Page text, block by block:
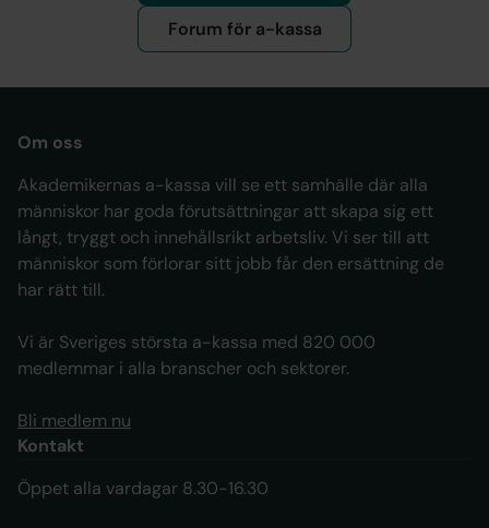
Forum för a-kassa
Om oss
Akademikernas a-kassa vill se ett samhälle där alla
människor har goda förutsättningar att skapa sig ett
långt, tryggt och innehållsrikt arbetsliv. Vi ser till att
människor som förlorar sitt jobb får den ersättning de
har rätt till.
Vi är Sveriges största a-kassa med 820 000
medlemmar i alla branscher och sektorer.
Bli medlem nu
Kontakt
Öppet alla vardagar 8.30-16.30